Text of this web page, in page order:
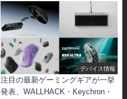
デバイス情報
注目の最新ゲーミングギアが一挙
発表、WALLHACK・Keychron・